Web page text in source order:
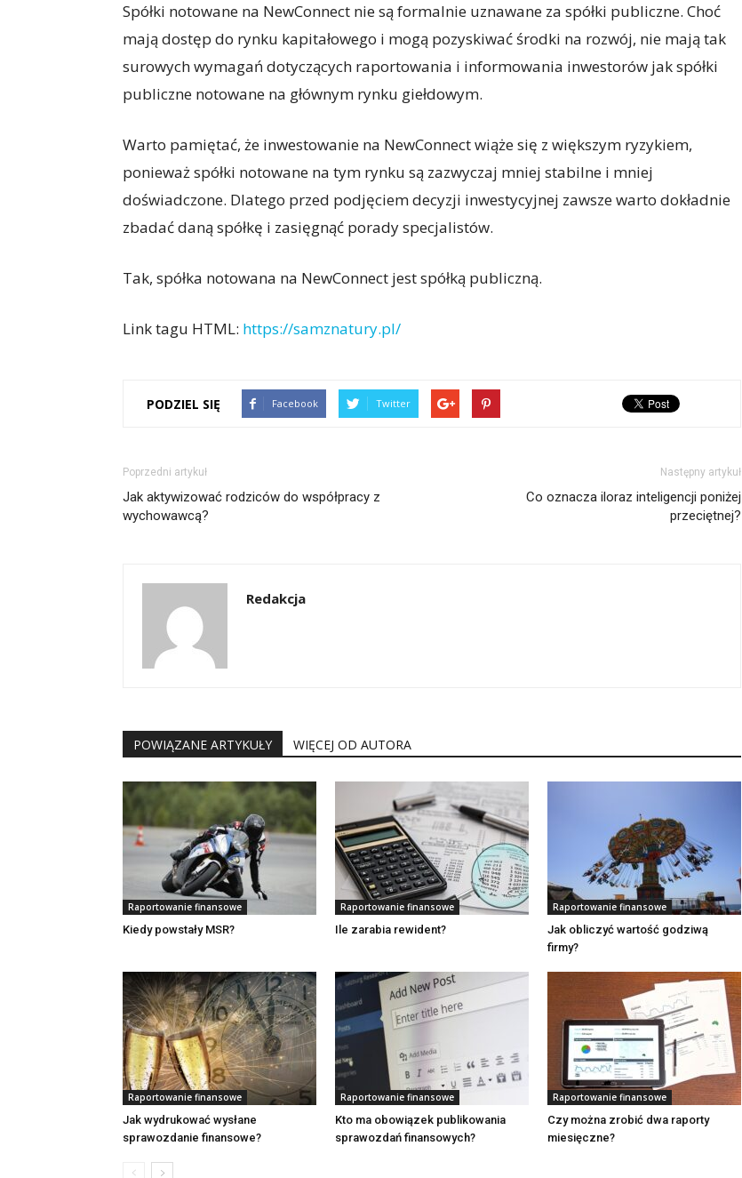
Spółki notowane na NewConnect nie są formalnie uznawane za spółki publiczne. Choć
mają dostęp do rynku kapitałowego i mogą pozyskiwać środki na rozwój, nie mają tak
surowych wymagań dotyczących raportowania i informowania inwestorów jak spółki
publiczne notowane na głównym rynku giełdowym.
Warto pamiętać, że inwestowanie na NewConnect wiąże się z większym ryzykiem,
ponieważ spółki notowane na tym rynku są zazwyczaj mniej stabilne i mniej
doświadczone. Dlatego przed podjęciem decyzji inwestycyjnej zawsze warto dokładnie
zbadać daną spółkę i zasięgnąć porady specjalistów.
Tak, spółka notowana na NewConnect jest spółką publiczną.
Link tagu HTML: https://samznatury.pl/
PODZIEL SIĘ Facebook Twitter
Poprzedni artykuł
Jak aktywizować rodziców do współpracy z
wychowawcą?
Następny artykuł
Co oznacza iloraz inteligencji poniżej
przeciętnej?
Redakcja
POWIĄZANE ARTYKUŁY WIĘCEJ OD AUTORA
Raportowanie finansowe
Kiedy powstały MSR?
Raportowanie finansowe
Ile zarabia rewident?
Raportowanie finansowe
Jak obliczyć wartość godziwą
firmy?
Raportowanie finansowe
Jak wydrukować wysłane
sprawozdanie finansowe?
Raportowanie finansowe
Kto ma obowiązek publikowania
sprawozdań finansowych?
Raportowanie finansowe
Czy można zrobić dwa raporty
miesięczne?